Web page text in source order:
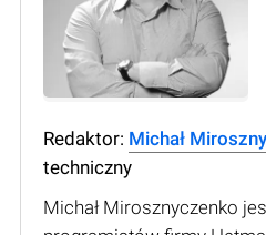
Redaktor: Michał
techniczny
Michał Mirosznyczenko